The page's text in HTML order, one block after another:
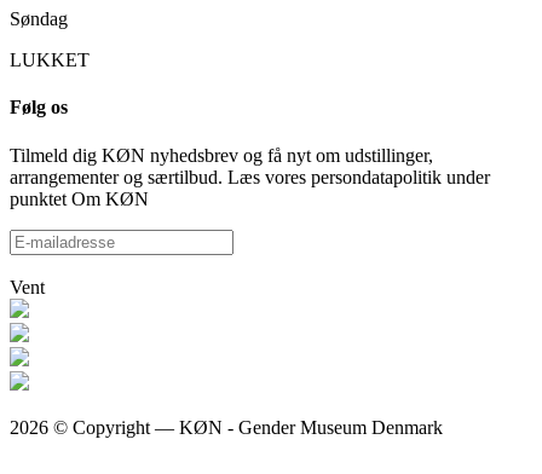
Søndag
LUKKET
Følg os
Tilmeld dig KØN nyhedsbrev og få nyt om udstillinger,
arrangementer og særtilbud. Læs vores persondatapolitik under
punktet Om KØN
Vent
2026 © Copyright — KØN - Gender Museum Denmark